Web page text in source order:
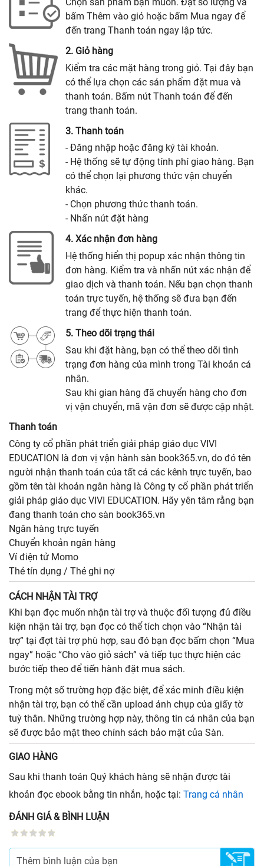
bấm Thêm vào giỏ hoặc bấm Mua ngay để
đến trang Thanh toán ngay lập tức.
2. Giỏ hàng
Kiểm tra các mặt hàng trong giỏ. Tại đây bạn
có thể lựa chọn các sản phẩm đặt mua và
thanh toán. Bấm nút Thanh toán để đến
trang thanh toán.
3. Thanh toán
- Đăng nhập hoặc đăng ký tài khoản.
- Hệ thống sẽ tự động tính phí giao hàng. Bạn
có thể chọn lại phương thức vận chuyển
khác.
- Chọn phương thức thanh toán.
- Nhấn nút đặt hàng
4. Xác nhận đơn hàng
Hệ thống hiển thị popup xác nhận thông tin
đơn hàng. Kiểm tra và nhấn nút xác nhận để
giao dịch và thanh toán. Nếu bạn chọn thanh
toán trực tuyến, hệ thống sẽ đưa bạn đến
trang để thực hiện thanh toán.
5. Theo dõi trạng thái
Sau khi đặt hàng, bạn có thể theo dõi tình
trạng đơn hàng của mình trong Tài khoản cá
nhân.
Sau khi gian hàng đã chuyển hàng cho đơn
vị vận chuyển, mã vận đơn sẽ được cập nhật.
Thanh toán
Công ty cổ phần phát triển giải pháp giáo dục VIVI
EDUCATION là đơn vị vận hành sàn book365.vn, do đó tên
người nhận thanh toán của tất cả các kênh trực tuyến, bao
gồm tên tài khoản ngân hàng là Công ty cổ phần phát triển
giải pháp giáo dục VIVI EDUCATION. Hãy yên tâm rằng bạn
đang thanh toán cho sàn book365.vn
Ngân hàng trực tuyến
Chuyển khoản ngân hàng
Ví điện tử Momo
Thẻ tín dụng / Thẻ ghi nợ
CÁCH NHẬN TÀI TRỢ
Khi bạn đọc muốn nhận tài trợ và thuộc đối tượng đủ điều
kiện nhận tài trợ, bạn đọc có thể tích chọn vào “Nhận tài
trợ” tại đợt tài trợ phù hợp, sau đó bạn đọc bấm chọn “Mua
ngay” hoặc “Cho vào giỏ sách” và tiếp tục thực hiện các
bước tiếp theo để tiến hành đặt mua sách.
Trong một số trường hợp đặc biệt, để xác minh điều kiện
nhận tài trợ, bạn có thể cần upload ảnh chụp của giấy tờ
tuỳ thân. Những trường hợp này, thông tin cá nhân của bạn
sẽ được bảo mật theo chính sách bảo mật của Sàn.
GIAO HÀNG
Sau khi thanh toán Quý khách hàng sẽ nhận được tài
khoản đọc ebook bằng tin nhắn, hoặc tại: Trang cá nhân
ĐÁNH GIÁ & BÌNH LUẬN